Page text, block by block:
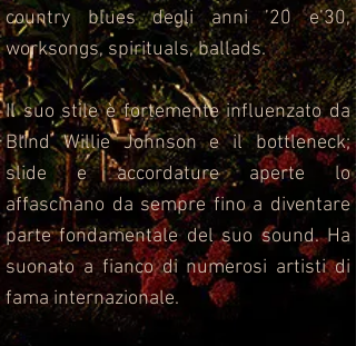
country blues degli anni ’20 e’30,
worksongs, spirituals, ballads.
Il suo stile è fortemente influenzato da
Blind Willie Johnson e il bottleneck;
slide e accordature aperte lo
affascinano da sempre fino a diventare
parte fondamentale del suo sound. Ha
suonato a fianco di numerosi artisti di
fama internazionale.